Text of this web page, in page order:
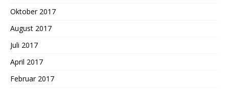
Oktober 2017
August 2017
Juli 2017
April 2017
Februar 2017